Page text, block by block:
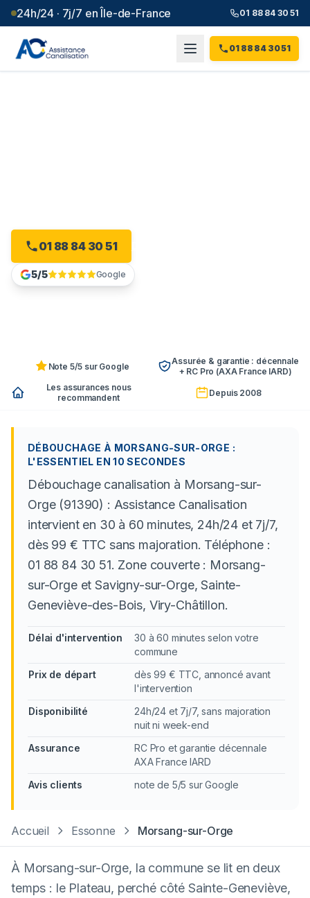
24h/24 · 7j/7 en Île-de-France 01 88 84 30 51
01 88 84 30 51
01 88 84 30 51
5/5 Google
Note 5/5 sur Google
Assurée & garantie : décennale
+ RC Pro (AXA France IARD)
Les assurances nous
recommandent
Depuis 2008
DÉBOUCHAGE À MORSANG-SUR-ORGE :
L'ESSENTIEL EN 10 SECONDES
Débouchage canalisation à Morsang-sur-
Orge (91390) : Assistance Canalisation
intervient en 30 à 60 minutes, 24h/24 et 7j/7,
dès 99 € TTC sans majoration. Téléphone :
01 88 84 30 51. Zone couverte : Morsang-
sur-Orge et Savigny-sur-Orge, Sainte-
Geneviève-des-Bois, Viry-Châtillon.
Délai d'intervention
30 à 60 minutes selon votre
commune
Prix de départ
dès 99 € TTC, annoncé avant
l'intervention
Disponibilité
24h/24 et 7j/7, sans majoration
nuit ni week-end
Assurance
RC Pro et garantie décennale
AXA France IARD
Avis clients
note de 5/5 sur Google
Accueil Essonne Morsang-sur-Orge
À Morsang-sur-Orge, la commune se lit en deux
temps : le Plateau, perché côté Sainte-Geneviève,